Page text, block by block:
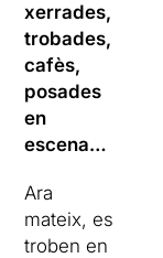
xerrades,
trobades,
cafès,
posades
en
escena…
Ara
mateix, es
troben en